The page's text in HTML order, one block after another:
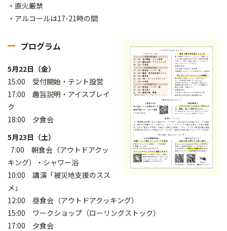
・直火厳禁
・アルコールは17-21時の間
プログラム
5月22日（金）
15:00 受付開始・テント設営
17:00 趣旨説明・アイスブレイ
ク
18:00 夕食会
5月23日（土）
7:00 朝食会（アウトドアクッ
キング）・シャワー浴
10:00 講演「被災地支援のスス
メ」
12:00 昼食会（アウトドアクッキング）
15:00 ワークショップ（ローリングストック）
17:00 夕食会